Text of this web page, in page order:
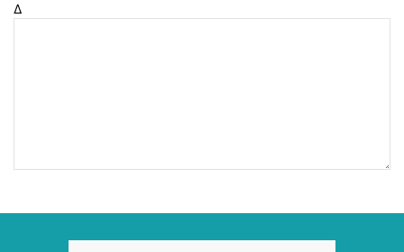
Δ